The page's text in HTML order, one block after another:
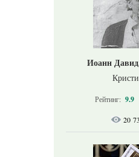
Иоанн
Рейтинг: 9.9
20